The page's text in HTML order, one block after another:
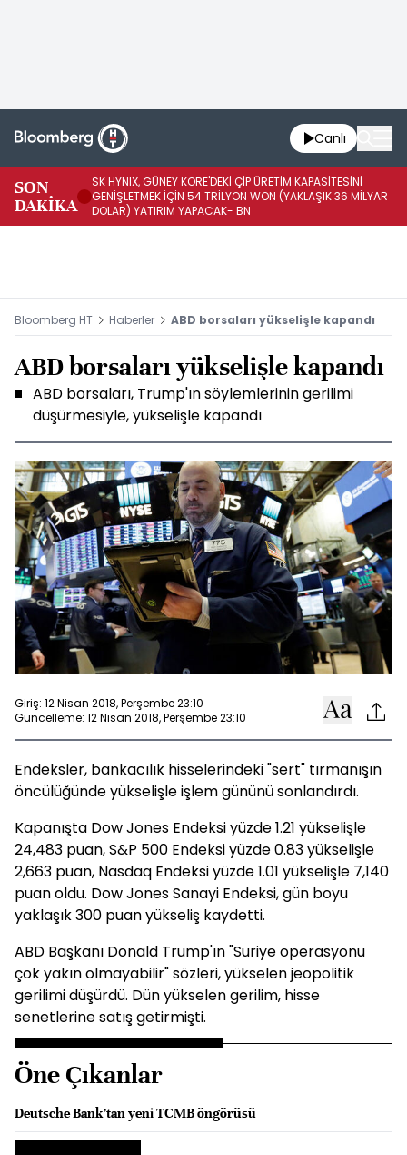
Canlı
SON
DAKİKA
SK HYNIX, GÜNEY KORE'DEKİ ÇİP ÜRETİM KAPASİTESİNİ
GENİŞLETMEK İÇİN 54 TRİLYON WON (YAKLAŞIK 36 MİLYAR
DOLAR) YATIRIM YAPACAK- BN
Bloomberg HT Haberler ABD borsaları yükselişle kapandı
ABD borsaları yükselişle kapandı
ABD borsaları, Trump'ın söylemlerinin gerilimi
düşürmesiyle, yükselişle kapandı
Giriş: 12 Nisan 2018, Perşembe 23:10
Güncelleme: 12 Nisan 2018, Perşembe 23:10
Endeksler, bankacılık hisselerindeki "sert" tırmanışın
öncülüğünde yükselişle işlem gününü sonlandırdı.
Kapanışta Dow Jones Endeksi yüzde 1.21 yükselişle
24,483 puan, S&P 500 Endeksi yüzde 0.83 yükselişle
2,663 puan, Nasdaq Endeksi yüzde 1.01 yükselişle 7,140
puan oldu. Dow Jones Sanayi Endeksi, gün boyu
yaklaşık 300 puan yükseliş kaydetti.
ABD Başkanı Donald Trump'ın "Suriye operasyonu
çok yakın olmayabilir" sözleri, yükselen jeopolitik
gerilimi düşürdü. Dün yükselen gerilim, hisse
senetlerine satış getirmişti.
Öne Çıkanlar
Deutsche Bank’tan yeni TCMB öngörüsü